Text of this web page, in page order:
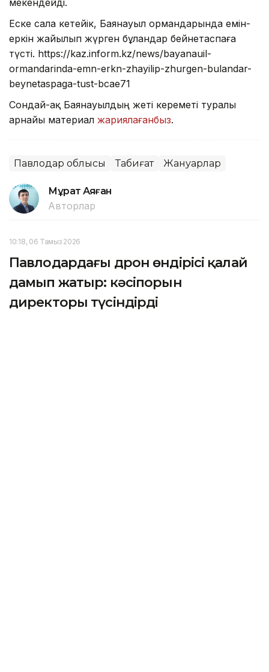
Еске сала кетейік, Баянауыл ормандарында емін-
еркін жайылып жүрген бұландар бейнетаспаға
түсті. https://kaz.inform.kz/news/bayanauil-
ormandarinda-emn-erkn-zhayilip-zhurgen-bulandar-
beynetaspaga-tust-bcae71
Сондай-ақ Баянауылдың жеті кереметі туралы
арнайы материал жариялағанбыз.
Павлодар облысы Табиғат Жануарлар
Мұрат Аяған
Авторлар
10:18, 06 Тамыз 2026
Павлодардағы дрон өндірісі қалай
дамып жатыр: кәсіпорын
директоры түсіндірді